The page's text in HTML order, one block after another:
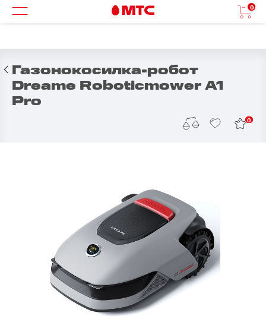
0
Газонокосилка-робот
Dreame Roboticmower A1
Pro
0